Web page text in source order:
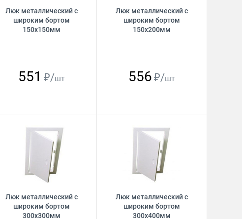
Люк металлический с
широким бортом
150х150мм
551 ₽/шт
Люк металлический с
широким бортом
150х200мм
556 ₽/шт
Люк металлический с
широким бортом
300х300мм
Люк металлический с
широким бортом
300х400мм